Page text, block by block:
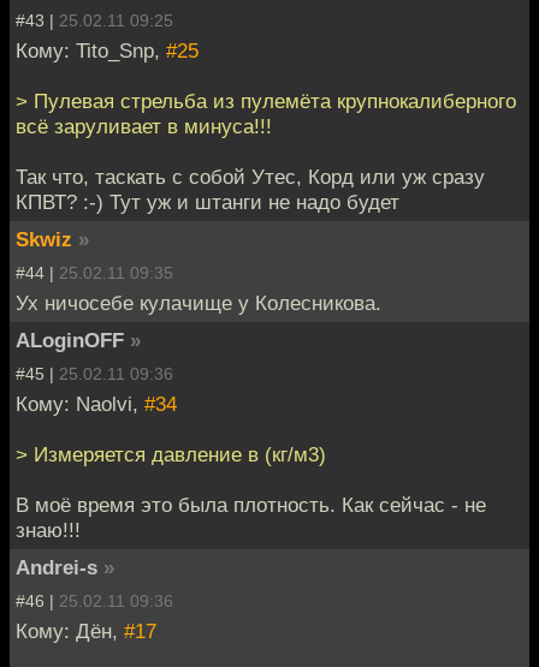
#43 | 25.02.11 09:25
Кому: Tito_Snp, #25
> Пулевая стрельба из пулемёта крупнокалиберного
всё заруливает в минуса!!!
Так что, таскать с собой Утес, Корд или уж сразу
КПВТ? :-) Тут уж и штанги не надо будет
Skwiz »
#44 | 25.02.11 09:35
Ух ничосебе кулачище у Колесникова.
ALoginOFF »
#45 | 25.02.11 09:36
Кому: Naolvi, #34
> Измеряется давление в (кг/м3)
В моё время это была плотность. Как сейчас - не
знаю!!!
Andrei-s »
#46 | 25.02.11 09:36
Кому: Дён, #17